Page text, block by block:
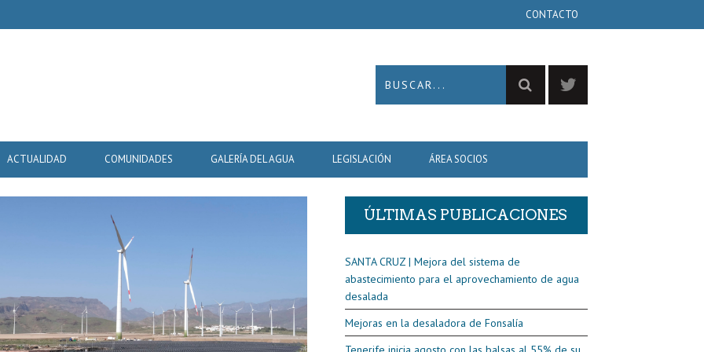
CONTACTO
ACTUALIDAD COMUNIDADES GALERÍA DEL AGUA LEGISLACIÓN ÁREA SOCIOS
ÚLTIMAS PUBLICACIONES
SANTA CRUZ | Mejora del sistema de
abastecimiento para el aprovechamiento de agua
desalada
Mejoras en la desaladora de Fonsalía